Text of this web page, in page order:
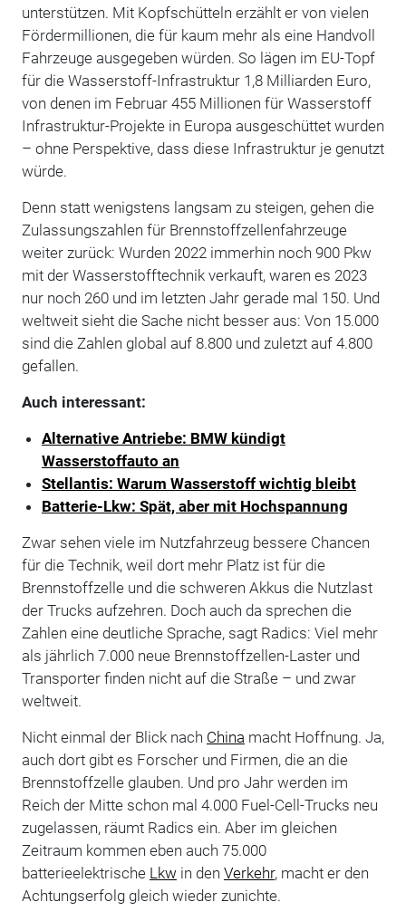
unterstützen. Mit Kopfschütteln erzählt er von vielen
Fördermillionen, die für kaum mehr als eine Handvoll
Fahrzeuge ausgegeben würden. So lägen im EU-Topf
für die Wasserstoff-Infrastruktur 1,8 Milliarden Euro,
von denen im Februar 455 Millionen für Wasserstoff
Infrastruktur-Projekte in Europa ausgeschüttet wurden
– ohne Perspektive, dass diese Infrastruktur je genutzt
würde.
Denn statt wenigstens langsam zu steigen, gehen die
Zulassungszahlen für Brennstoffzellenfahrzeuge
weiter zurück: Wurden 2022 immerhin noch 900 Pkw
mit der Wasserstofftechnik verkauft, waren es 2023
nur noch 260 und im letzten Jahr gerade mal 150. Und
weltweit sieht die Sache nicht besser aus: Von 15.000
sind die Zahlen global auf 8.800 und zuletzt auf 4.800
gefallen.
Auch interessant:
Alternative Antriebe: BMW kündigt
Wasserstoffauto an
Stellantis: Warum Wasserstoff wichtig bleibt
Batterie-Lkw: Spät, aber mit Hochspannung
Zwar sehen viele im Nutzfahrzeug bessere Chancen
für die Technik, weil dort mehr Platz ist für die
Brennstoffzelle und die schweren Akkus die Nutzlast
der Trucks aufzehren. Doch auch da sprechen die
Zahlen eine deutliche Sprache, sagt Radics: Viel mehr
als jährlich 7.000 neue Brennstoffzellen-Laster und
Transporter finden nicht auf die Straße – und zwar
weltweit.
Nicht einmal der Blick nach China macht Hoffnung. Ja,
auch dort gibt es Forscher und Firmen, die an die
Brennstoffzelle glauben. Und pro Jahr werden im
Reich der Mitte schon mal 4.000 Fuel-Cell-Trucks neu
zugelassen, räumt Radics ein. Aber im gleichen
Zeitraum kommen eben auch 75.000
batterieelektrische Lkw in den Verkehr, macht er den
Achtungserfolg gleich wieder zunichte.